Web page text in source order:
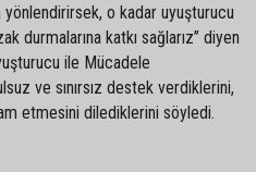
o kadar uyuşturucu
durmalarına katkı sağlarız” diyen
ile Mücadele
ve sınırsız destek verdiklerini,
etmesini dilediklerini söyledi.